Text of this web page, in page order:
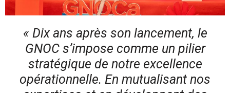
« Dix ans après son lancement, le
GNOC s’impose comme un pilier
stratégique de notre excellence
opérationnelle. En mutualisant nos